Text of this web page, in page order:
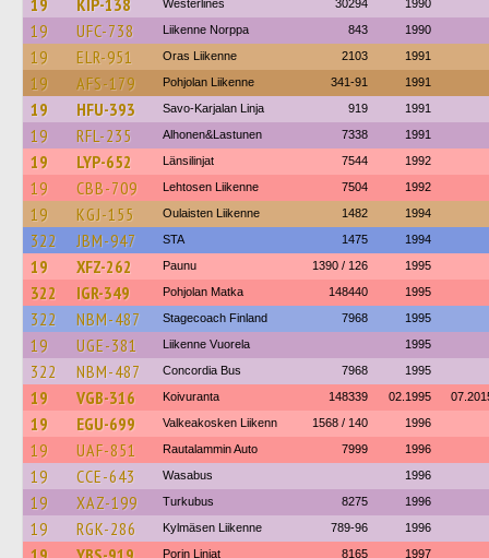
19 KIP-138 Westerlines 30294 1990
19 UFC-738 Liikenne Norppa 843 1990
19 ELR-951 Oras Liikenne 2103 1991
19 AFS-179 Pohjolan Liikenne 341-91 1991
19 HFU-393 Savo-Karjalan Linja 919 1991
19 RFL-235 Alhonen&Lastunen 7338 1991
19 LYP-652 Länsilinjat 7544 1992
19 CBB-709 Lehtosen Liikenne 7504 1992
19 KGJ-155 Oulaisten Liikenne 1482 1994
322 JBM-947 STA 1475 1994
19 XFZ-262 Paunu 1390 / 126 1995
322 IGR-349 Pohjolan Matka 148440 1995
322 NBM-487 Stagecoach Finland 7968 1995
19 UGE-381 Liikenne Vuorela 1995
322 NBM-487 Concordia Bus 7968 1995
19 VGB-316 Koivuranta 148339 02.1995
19 EGU-699 Valkeakosken Liikenn 1568 / 140 1996
19 UAF-851 Rautalammin Auto 7999 1996
19 CCE-643 Wasabus 1996
19 XAZ-199 Turkubus 8275 1996
19 RGK-286 Kylmäsen Liikenne 789-96 1996
Porin Linjat 8165 1997